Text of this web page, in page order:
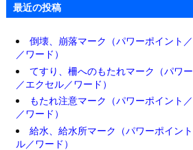
最近の投稿
倒壊、崩落マーク（パワーポイント
／ワード）
てすり、柵へのもたれマーク（パワ
／エクセル／ワード）
もたれ注意マーク（パワーポイント
／ワード）
給水、給水所マーク（パワーポイン
ル／ワード）